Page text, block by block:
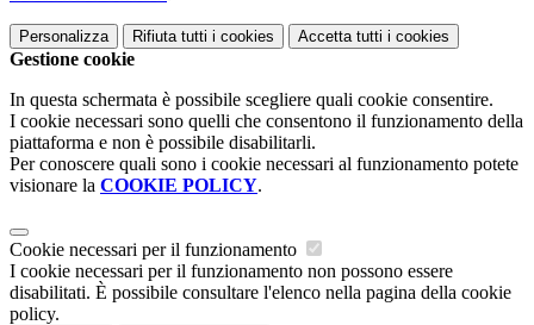
Personalizza Rifiuta tutti i cookies Accetta tutti i cookies
Gestione cookie
In questa schermata è possibile scegliere quali cookie consentire.
I cookie necessari sono quelli che consentono il funzionamento della
piattaforma e non è possibile disabilitarli.
Per conoscere quali sono i cookie necessari al funzionamento potete
visionare la COOKIE POLICY.
Cookie necessari per il funzionamento
I cookie necessari per il funzionamento non possono essere
disabilitati. È possibile consultare l'elenco nella pagina della cookie
policy.